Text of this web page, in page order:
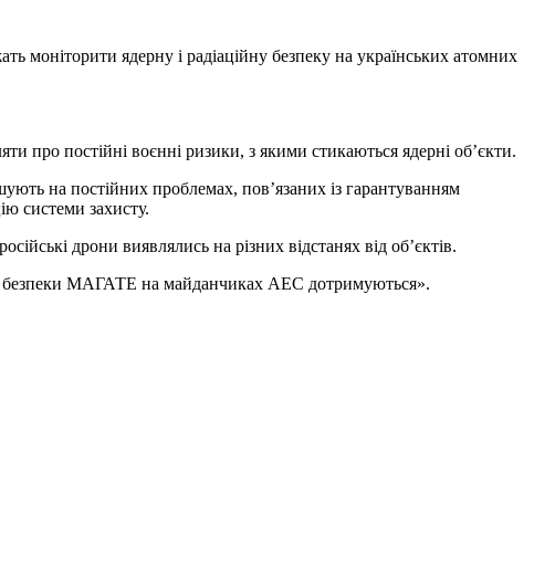
моніторити ядерну і радіаційну безпеку на українських атомних
про постійні воєнні ризики, з якими стикаються ядерні об’єкти.
на постійних проблемах, пов’язаних із гарантуванням
системи захисту.
дрони виявлялись на різних відстанях від об’єктів.
безпеки МАГАТЕ на майданчиках АЕС дотримуються».